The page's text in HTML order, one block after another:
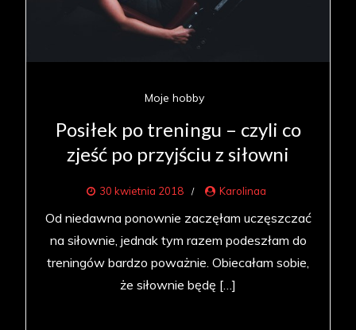
Moje hobby
Posiłek po treningu – czyli co
zjeść po przyjściu z siłowni
30 kwietnia 2018 Karolinaa
Od niedawna ponownie zaczęłam uczęszczać
na siłownie, jednak tym razem podeszłam do
treningów bardzo poważnie. Obiecałam sobie,
że siłownie będę […]